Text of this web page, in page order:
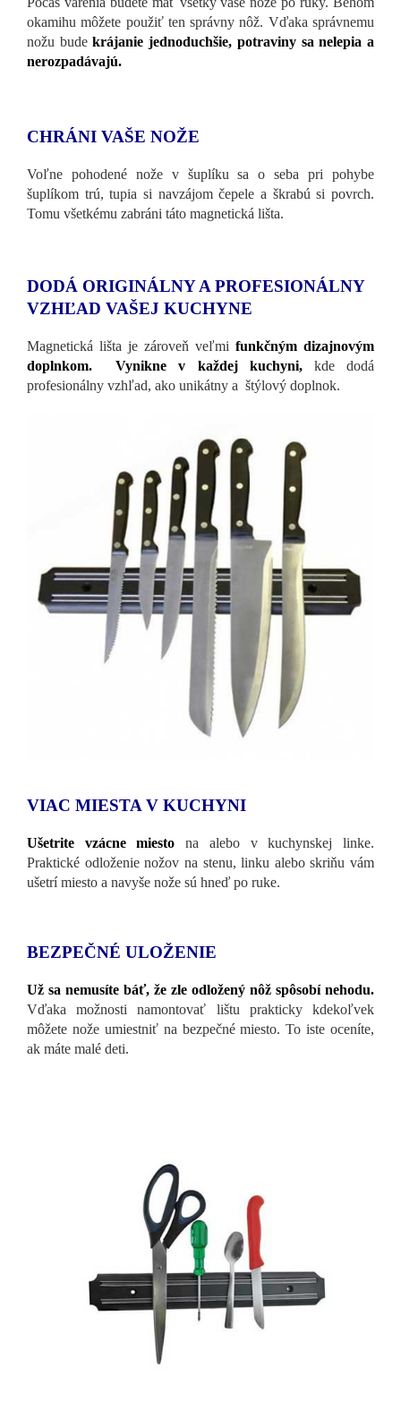
okamihu môžete použiť ten správny nôž. Vďaka správnemu
nožu budekrájanie jednoduchšie, potraviny sa nelepia a
nerozpadávajú.
CHRÁNI VAŠE NOŽE
Voľne pohodené nože v šuplíku sa o seba pri pohybe
šuplíkom trú, tupia si navzájom čepele a škrabú si povrch.
Tomu všetkému zabráni táto magnetická lišta.
DODÁ ORIGINÁLNY A PROFESIONÁLNY
VZHĽAD VAŠEJ KUCHYNE
Magnetická lišta je zároveň veľmi funkčným dizajnovým
doplnkom. Vynikne v každej kuchyni, kde dodá
profesionálny vzhľad, ako unikátny a štýlový doplnok.
VIAC MIESTA V KUCHYNI
Ušetrite vzácne miesto
na alebo v kuchynskej linke.
Praktické odloženie nožov na stenu, linku alebo skriňu vám
ušetrí miesto a navyše nože sú hneď po ruke.
BEZPEČNÉ ULOŽENIE
Už sa nemusíte báť, že zle odložený nôž spôsobí nehodu.
Vďaka možnosti namontovať lištu prakticky kdekoľvek
môžete nože umiestniť na bezpečné miesto. To iste oceníte,
ak máte malé deti.